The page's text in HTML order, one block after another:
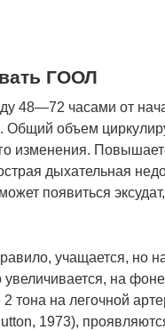
ГООЛ
48—72 часами от
Общий объем
изменения.
дыхательная
появиться
учащается, но
на
тона на легочной
1973),